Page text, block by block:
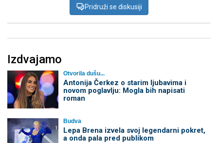
Pridruži se diskusiji
Izdvajamo
Otvorila dušu...
Antonija Čerkez o starim ljubavima i
novom poglavlju: Mogla bih napisati
roman
Budva
Lepa Brena izvela svoj legendarni pokret,
a onda pala pred publikom